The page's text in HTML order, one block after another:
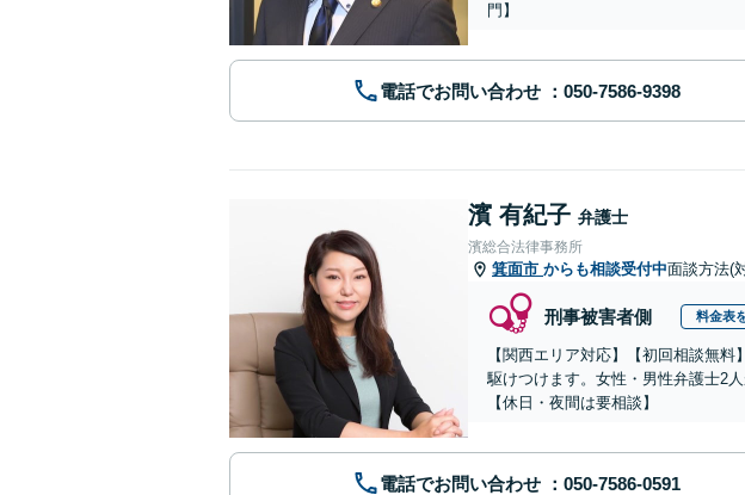
門】
電話でお問い合わせ
濱 有紀子 弁護士
濱総合法律事務所
箕面市 からも相談受付中面談方法(
刑事被害者側 料金表
【関西エリア対応】【初回相談無
駆けつけます。女性・男性弁護士2
【休日・夜間は要相談】
電話でお問い合わせ